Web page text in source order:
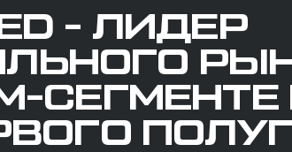
- ЛИДЕР
СЕГМЕНТЕ